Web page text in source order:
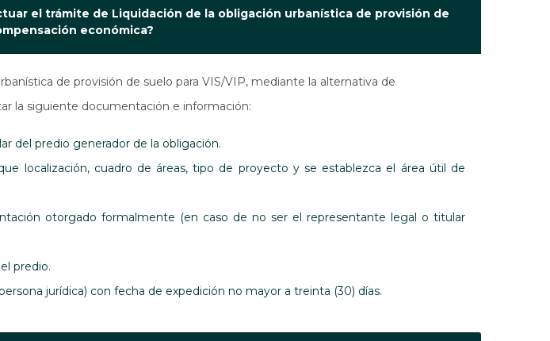
el trámite de Liquidación de la obligación urbanística de provisión de
económica?
de provisión de suelo para VIS/VIP, mediante la alternativa de
la siguiente documentación e información:
del predio generador de la obligación.
localización, cuadro de áreas, tipo de proyecto y se establezca el área útil de
otorgado formalmente (en caso de no ser el representante legal o titular
predio.
jurídica) con fecha de expedición no mayor a treinta (30) días.